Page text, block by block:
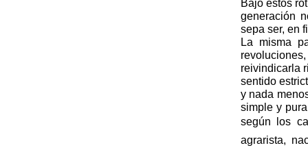
Bajo estos
generación
sepa ser, en
La misma
reivindicarla
sentido
y nada
simple y
según los
agrarista,